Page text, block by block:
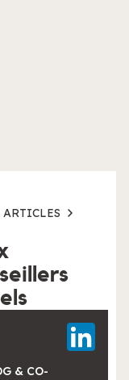
ARTICLES
& CO-